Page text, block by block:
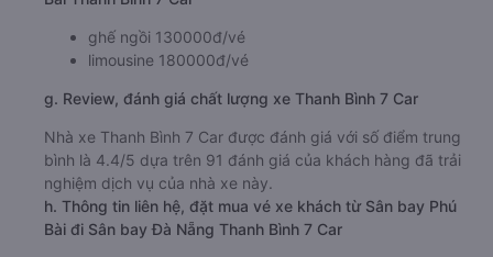
ghế ngồi 130000đ/vé
limousine 180000đ/vé
g. Review, đánh giá chất lượng xe Thanh Bình 7 Car
Nhà xe Thanh Bình 7 Car được đánh giá với số điểm trung
bình là 4.4/5 dựa trên 91 đánh giá của khách hàng đã trải
nghiệm dịch vụ của nhà xe này.
h. Thông tin liên hệ, đặt mua vé xe khách từ Sân bay Phú
Bài đi Sân bay Đà Nẵng Thanh Bình 7 Car